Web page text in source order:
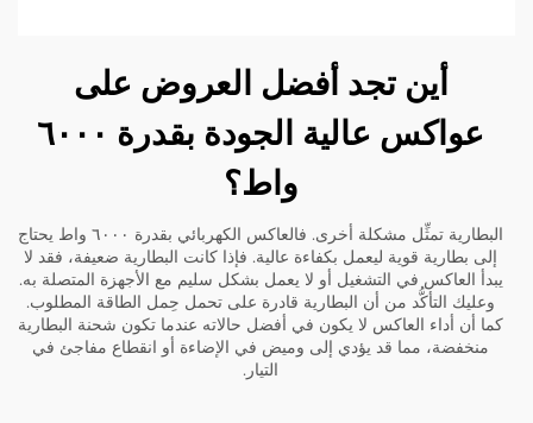
أين تجد أفضل العروض على
عواكس عالية الجودة بقدرة ٦٠٠٠
واط؟
البطارية تمثِّل مشكلة أخرى. فالعاكس الكهربائي بقدرة ٦٠٠٠ واط يحتاج
إلى بطارية قوية ليعمل بكفاءة عالية. فإذا كانت البطارية ضعيفة، فقد لا
يبدأ العاكس في التشغيل أو لا يعمل بشكل سليم مع الأجهزة المتصلة به.
وعليك التأكُّد من أن البطارية قادرة على تحمل حِمل الطاقة المطلوب.
كما أن أداء العاكس لا يكون في أفضل حالاته عندما تكون شحنة البطارية
منخفضة، مما قد يؤدي إلى وميض في الإضاءة أو انقطاع مفاجئ في
التيار.